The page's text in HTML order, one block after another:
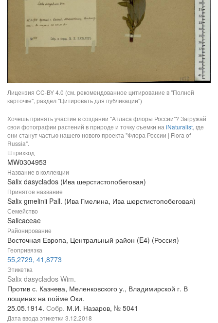
Лицензия CC-BY 4.0 (см. рекомендованное цитирование в "Полной
карточке", раздел "Цитировать для публикации")
Хочешь принять участие в создании "Атласа флоры России"? Загружай
свои фотографии растений в природе и точку съемки на iNaturalist, где
они станут частью нашего нового проекта "Флора России | Flora of
Russia".
Штрихкод
MW0304953
Название в коллекции
Salix dasyclados (Ива шерстистопобеговая)
Принятое название
Salix gmelinii Pall. (Ива Гмелина, Ива шерстистопобеговая)
Семейство
Salicaceae
Районирование
Восточная Европа, Центральный район (E4) (Россия)
Геопривязка
55,2729, 41,8773
Этикетка
Salix dasyclados Wim.
Против с. Казнева, Меленковского у., Владимирской г. В
лощинах на пойме Оки.
25.05.1914. Собр. М.И. Назаров, № 5041
Дата ввода этикетки 3.12.2018